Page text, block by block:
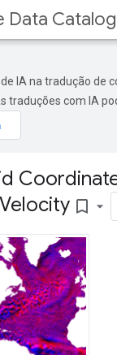
Data Catalog
IA na tradução de
traduções com IA
bookmark_border